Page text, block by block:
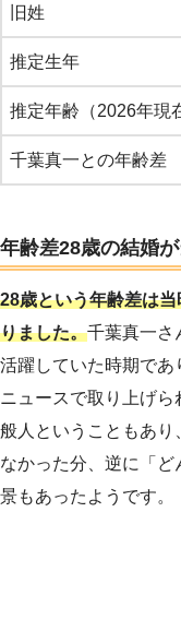
旧姓
推定生年
推定年齢（2026年現
千葉真一との年齢差
年齢差28歳の結婚
28歳という年齢差は
りました。千葉真一さ
活躍していた時期で
ニュースで取り上げ
般人ということもあ
なかった分、逆に「
景もあったようです。